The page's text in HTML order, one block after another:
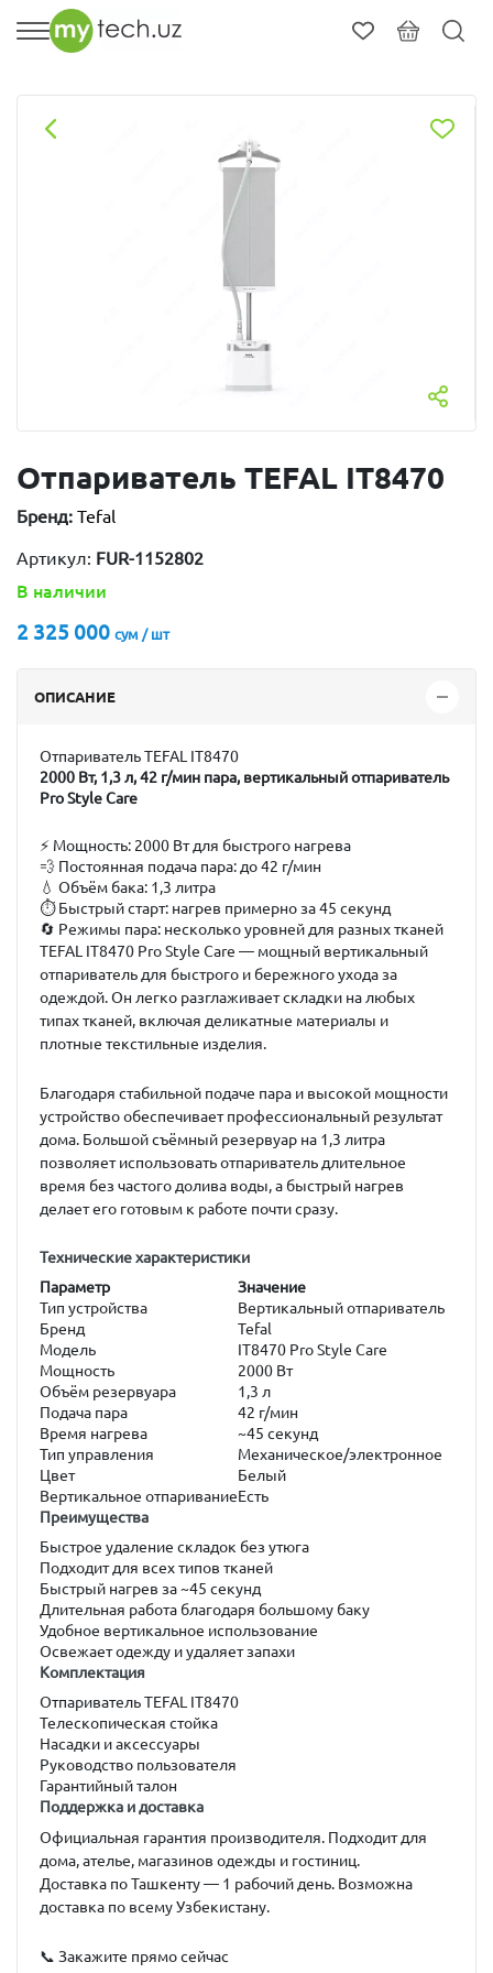
Отпариватель TEFAL IT8470
Бренд: Tefal
Артикул: FUR-1152802
В наличии
2 325 000 сум / шт
ОПИСАНИЕ
Отпариватель TEFAL IT8470
2000 Вт, 1,3 л, 42 г/мин пара, вертикальный отпариватель
Pro Style Care
⚡ Мощность: 2000 Вт для быстрого нагрева
💨 Постоянная подача пара: до 42 г/мин
💧 Объём бака: 1,3 литра
⏱️Быстрый старт: нагрев примерно за 45 секунд
🔄 Режимы пара: несколько уровней для разных тканей
TEFAL IT8470 Pro Style Care — мощный вертикальный
отпариватель для быстрого и бережного ухода за
одеждой. Он легко разглаживает складки на любых
типах тканей, включая деликатные материалы и
плотные текстильные изделия.
Благодаря стабильной подаче пара и высокой мощности
устройство обеспечивает профессиональный результат
дома. Большой съёмный резервуар на 1,3 литра
позволяет использовать отпариватель длительное
время без частого долива воды, а быстрый нагрев
делает его готовым к работе почти сразу.
Технические характеристики
Параметр
Значение
Тип устройства
Вертикальный отпариватель
Бренд
Tefal
Модель
IT8470 Pro Style Care
Мощность
2000 Вт
Объём резервуара
1,3 л
Подача пара
42 г/мин
Время нагрева
~45 секунд
Тип управления
Механическое/электронное
Цвет
Белый
Вертикальное отпариваниеЕсть
Преимущества
Быстрое удаление складок без утюга
Подходит для всех типов тканей
Быстрый нагрев за ~45 секунд
Длительная работа благодаря большому баку
Удобное вертикальное использование
Освежает одежду и удаляет запахи
Комплектация
Отпариватель TEFAL IT8470
Телескопическая стойка
Насадки и аксессуары
Руководство пользователя
Гарантийный талон
Поддержка и доставка
Официальная гарантия производителя. Подходит для
дома, ателье, магазинов одежды и гостиниц.
Доставка по Ташкенту — 1 рабочий день. Возможна
доставка по всему Узбекистану.
📞 Закажите прямо сейчас